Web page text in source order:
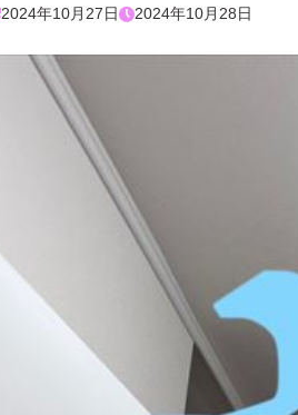
2024年10月27日 2024年10月28日